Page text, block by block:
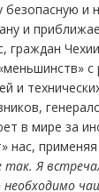
и
и
граждан
и
в мире за
нас,
Я